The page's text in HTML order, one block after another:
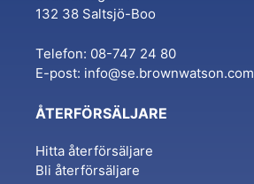
132 38 Saltsjö-Boo
Telefon: 08-747 24 80
E-post: info@se.brownwatson.com
ÅTERFÖRSÄLJARE
Hitta återförsäljare
Bli återförsäljare